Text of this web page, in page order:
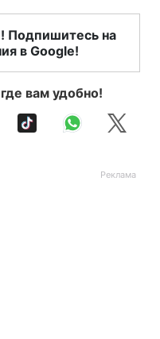
Подпишитесь на
в Google!
вам удобно!